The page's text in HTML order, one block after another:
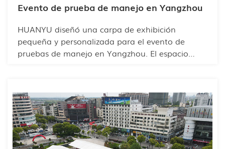
Evento de prueba de manejo en Yangzhou
HUANYU diseñó una carpa de exhibición
pequeña y personalizada para el evento de
pruebas de manejo en Yangzhou. El espacio
agobio. La carpa es fácil de instalar y desmontar
rápidamente, lo que ahorra tiempo y costos de
mano de obra.